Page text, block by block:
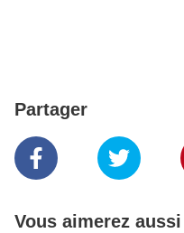
Partager
Vous aimerez aussi